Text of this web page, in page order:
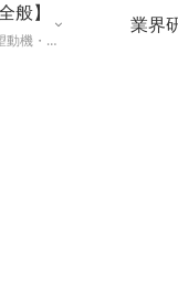
般】
就職活動に必要な志望動機・メールマナー・業界研究などに役立つ知識を公開するページ。
業界